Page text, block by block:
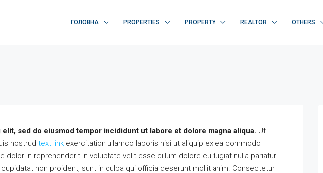
ГОЛОВНА PROPERTIES PROPERTY REALTOR OTHERS
sed do eiusmod tempor incididunt ut labore et dolore magna aliqua. Ut
nostrud text link exercitation ullamco laboris nisi ut aliquip ex ea commodo
dolor in reprehenderit in voluptate velit esse cillum dolore eu fugiat nulla pariatur.
non proident, sunt in culpa qui officia deserunt mollit anim. Consectetur
НОВОБУДОВА
РЕКОМЕНДОВАНО